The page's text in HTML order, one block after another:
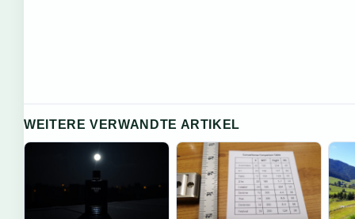
WEITERE VERWANDTE ARTIKEL